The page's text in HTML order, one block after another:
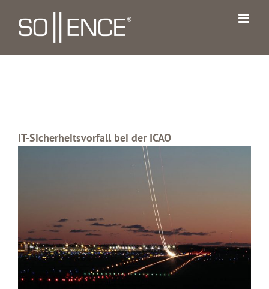
Inhalt
springen
IT-Sicherheitsvorfall bei der ICAO